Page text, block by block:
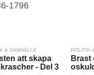
1796
& SAMHÄLLE
att skapa
- Del 3
POLITIK
Brast